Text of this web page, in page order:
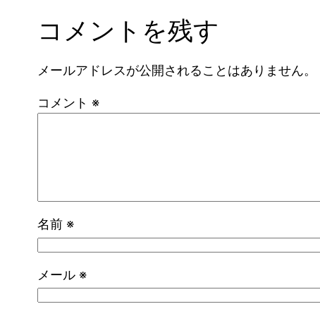
コメントを残す
メールアドレスが公開されることはありません。
コメント ※
名前 ※
メール ※